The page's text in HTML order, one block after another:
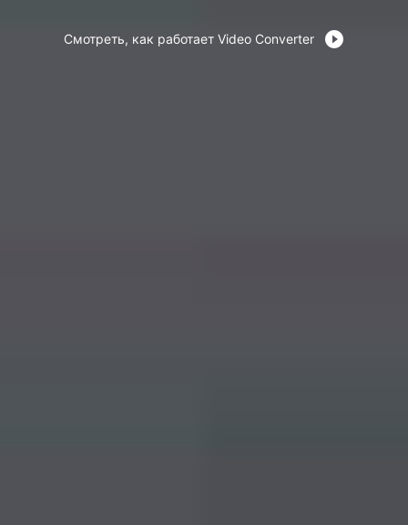
Смотреть, как работает Video Converter